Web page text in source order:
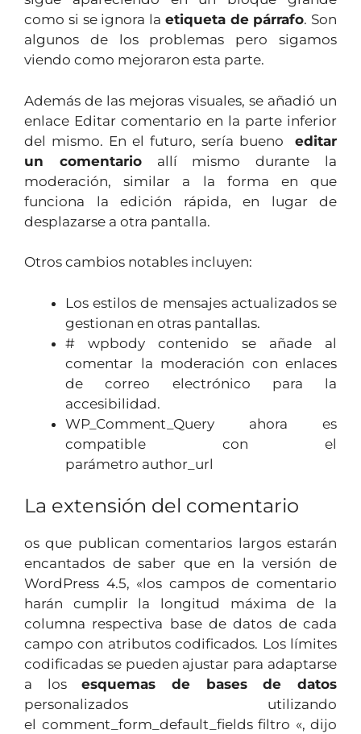
como si se ignora la etiqueta de párrafo. Son
algunos de los problemas pero sigamos
viendo como mejoraron esta parte.
Además de las mejoras visuales, se añadió un
enlace Editar comentario en la parte inferior
del mismo. En el futuro, sería bueno editar
un comentarioallí mismo durante la
moderación, similar a la forma en que
funciona la edición rápida, en lugar de
desplazarse a otra pantalla.
Otros cambios notables incluyen:
Los estilos de mensajes actualizados se
gestionan en otras pantallas.
# wpbody contenido se añade al
comentar la moderación con enlaces
de correo electrónico para la
accesibilidad.
WP_Comment_Query ahora es
compatible con el
parámetro author_url
La extensión del comentario
os que publican comentarios largos estarán
encantados de saber que en la versión de
WordPress 4.5, «los campos de comentario
harán cumplir la longitud máxima de la
columna respectiva base de datos de cada
campo con atributos codificados. Los límites
codificadas se pueden ajustar para adaptarse
a losesquemas de bases de datos
personalizados utilizando
el comment_form_default_fields filtro «, dijo